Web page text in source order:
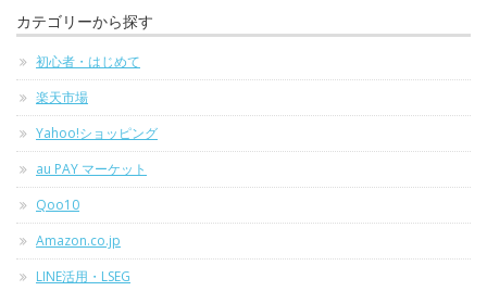
カテゴリーから探す
初心者・はじめて
楽天市場
Yahoo!ショッピング
au PAY マーケット
Qoo10
Amazon.co.jp
LINE活用・LSEG